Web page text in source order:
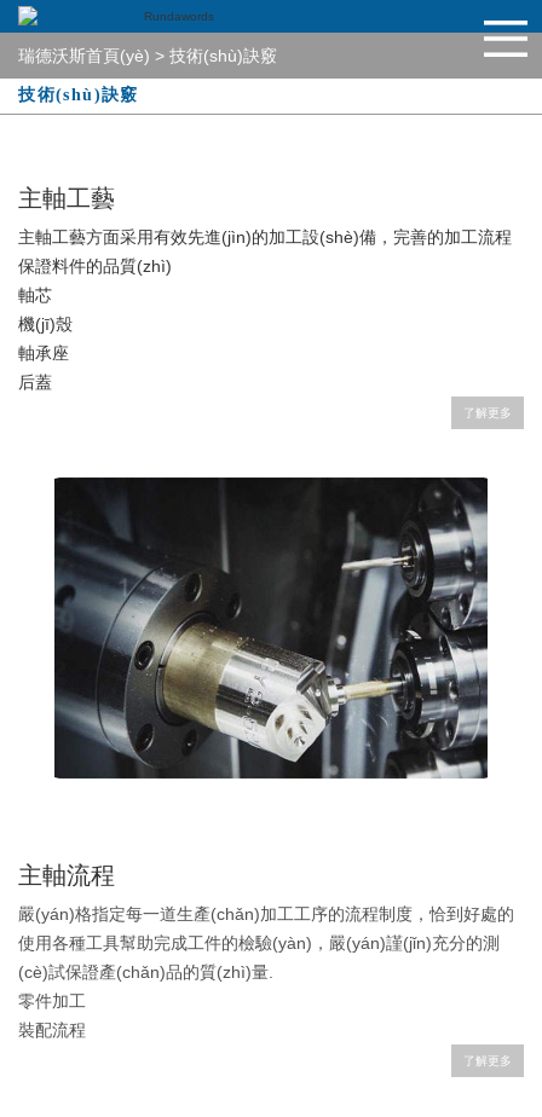
瑞德沃斯首頁(yè) > 技術(shù)訣竅
技術(shù)訣竅
主軸工藝
主軸工藝方面采用有效先進(jìn)的加工設(shè)備，完善的加工流程
保證料件的品質(zhì)
軸芯
機(jī)殼
軸承座
后蓋
了解更多
主軸流程
嚴(yán)格指定每一道生產(chǎn)加工工序的流程制度，恰到好處的
使用各種工具幫助完成工件的檢驗(yàn)，嚴(yán)謹(jǐn)充分的測
(cè)試保證產(chǎn)品的質(zhì)量.
零件加工
裝配流程
了解更多